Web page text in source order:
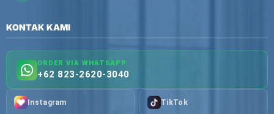
KONTAK KAMI
ORDER VIA WHATSAPP
+62 823-2620-3040
Instagram TikTok